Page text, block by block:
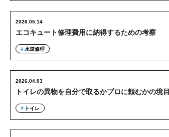
エコキュート修理費用に納得するための考察
2026.05.14
水道修理
トイレの異物を自分で取るかプロに頼むかの境目
2026.04.03
トイレ